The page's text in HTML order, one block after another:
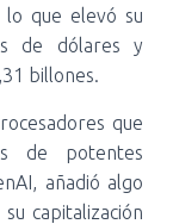
lo que elevó su
de dólares y
billones.
que
de potentes
añadió algo
capitalización